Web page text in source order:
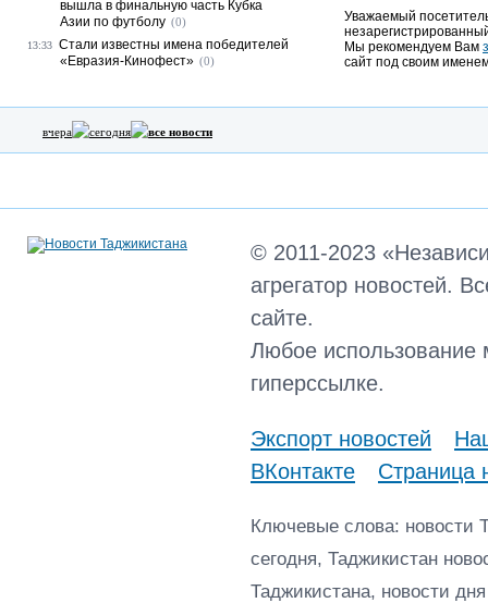
Уважаемый
Мы рекомендуем Вам
сайт под своим
вышла в финальную часть Кубка
Азии по футболу (0)
13:33 Стали известны имена победителей
«Евразия-Кинофест» (0)
вчера сегодня все новости
© 2011-2023
агрегатор новостей.
сайте.
Любое использование
гиперссылке.
Экспорт новостей
ВКонтакте
Страница
Ключевые слова: новости
сегодня, Таджикистан
Таджикистана, новости